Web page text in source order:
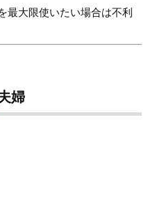
最大限使いたい場合は不利
婦